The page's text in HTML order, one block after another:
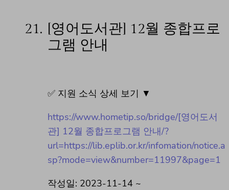
21. [영어도서관] 12월 종합프로
그램 안내
✅ 지원 소식 상세 보기 ▼
https://www.hometip.so/bridge/[영어도서
관] 12월 종합프로그램 안내/?
url=https://lib.eplib.or.kr/infomation/notice.a
sp?mode=view&number=11997&page=1
작성일: 2023-11-14 ~